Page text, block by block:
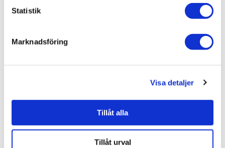
Statistik
Marknadsföring
Visa detaljer
Tillåt alla
Tillåt urval
Kommentar mått: Levereras utan anslagsprofil. Glaset
avslutas men en ballonglist.
Bredd: 790-800 mm
Färg: Guldoptik
SKU / artikelnummer: B9002-80DOV-DB